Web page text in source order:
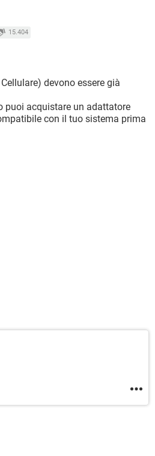
15.404
devono essere già
puoi acquistare un adattatore
con il tuo sistema prima